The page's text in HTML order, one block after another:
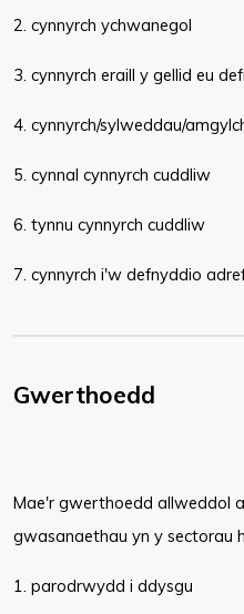
2. cynnyrch ychwanegol
3. cynnyrch eraill y gellid eu
4. cynnyrch/sylweddau/
5. cynnal cynnyrch cuddliw
6. tynnu cynnyrch cuddliw
7. cynnyrch i'w defnyddio
Gwerthoedd
Mae'r gwerthoedd allweddol
gwasanaethau yn y sectorau
1. parodrwydd i ddysgu